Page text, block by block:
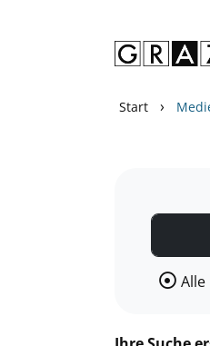
Start ›
Alle